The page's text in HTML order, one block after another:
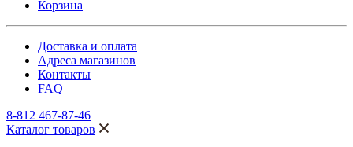
Корзина
Доставка и оплата
Адреса магазинов
Контакты
FAQ
8-812 467-87-46
Каталог товаров